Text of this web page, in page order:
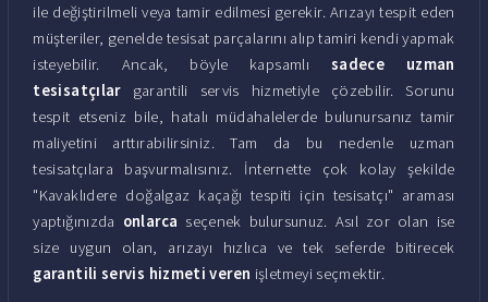
ile değiştirilmeli veya tamir edilmesi gerekir. Arızayı tespit eden
müşteriler, genelde tesisat parçalarını alıp tamiri kendi yapmak
isteyebilir. Ancak, böyle kapsamlı sadece uzman
tesisatçılargarantili servis hizmetiyle çözebilir. Sorunu
tespit etseniz bile, hatalı müdahalelerde bulunursanız tamir
maliyetini arttırabilirsiniz. Tam da bu nedenle uzman
tesisatçılara başvurmalısınız. İnternette çok kolay şekilde
"Kavaklıdere doğalgaz kaçağı tespiti için tesisatçı" araması
yaptığınızda onlarca seçenek bulursunuz. Asıl zor olan ise
size uygun olan, arızayı hızlıca ve tek seferde bitirecek
garantili servis hizmeti veren işletmeyi seçmektir.